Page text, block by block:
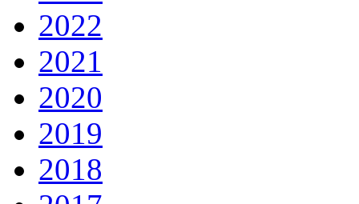
2022
2021
2020
2019
2018